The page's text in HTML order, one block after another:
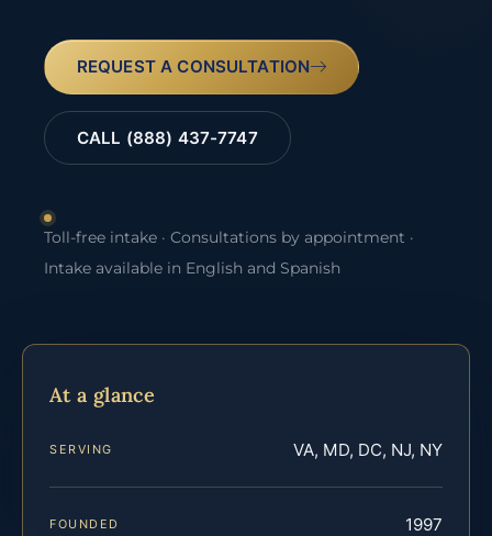
REQUEST A CONSULTATION
CALL (888) 437-7747
Toll-free intake · Consultations by appointment ·
Intake available in English and Spanish
At a glance
SERVING VA, MD, DC, NJ, NY
FOUNDED 1997